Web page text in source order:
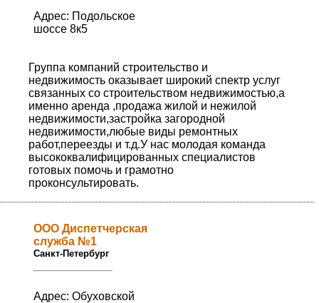
Адрес: Подольское
шоссе 8к5
Группа компаний строительство и
недвижимость оказывает широкий спектр услуг
связанных со строительством недвижимостью,а
именно аренда ,продажа жилой и нежилой
недвижимости,застройка загородной
недвижимости,любые виды ремонтных
работ,переезды и т.д.У нас молодая команда
высококвалифицированных специалистов
готовых помочь и грамотно
проконсультировать.
ООО Диспетчерская
служба №1
Санкт-Петербург
Адрес: Обуховской